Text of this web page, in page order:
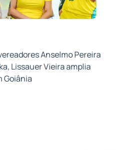
Anselmo Pereira
Lissauer Vieira amplia
Goiânia